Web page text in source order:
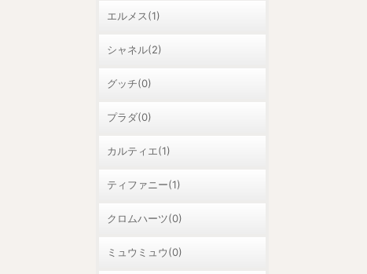
エルメス(1)
シャネル(2)
グッチ(0)
プラダ(0)
カルティエ(1)
ティファニー(1)
クロムハーツ(0)
ミュウミュウ(0)